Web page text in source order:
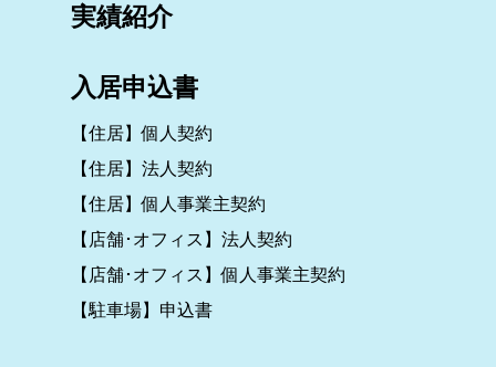
実績紹介
入居申込書
【住居】個人契約
【住居】法人契約
【住居】個人事業主契約
【店舗･オフィス】法人契約
【店舗･オフィス】個人事業主契約
【駐車場】申込書